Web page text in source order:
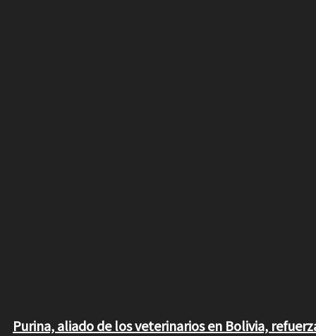
Purina, aliado de los veterinarios en Bolivia,